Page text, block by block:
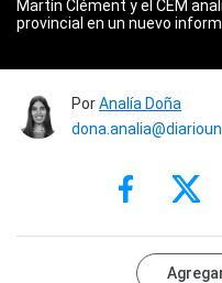
Martín Clément y el CEM
provincial en un nuevo
PorAnalía Doña